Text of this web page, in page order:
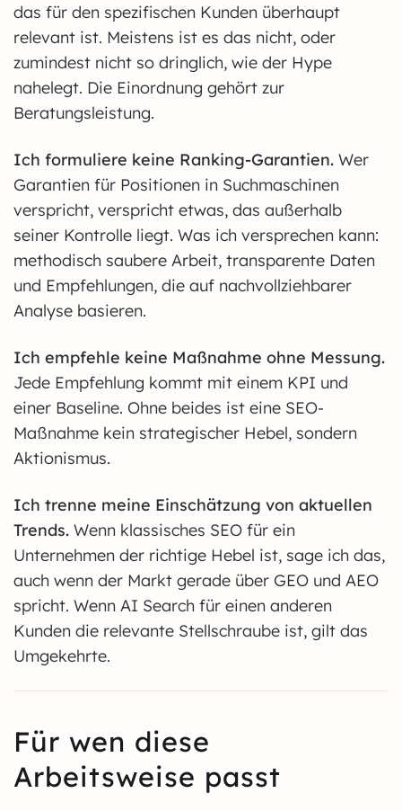
das für den spezifischen Kunden überhaupt
relevant ist. Meistens ist es das nicht, oder
zumindest nicht so dringlich, wie der Hype
nahelegt. Die Einordnung gehört zur
Beratungsleistung.
Ich formuliere keine Ranking-Garantien. Wer
Garantien für Positionen in Suchmaschinen
verspricht, verspricht etwas, das außerhalb
seiner Kontrolle liegt. Was ich versprechen kann:
methodisch saubere Arbeit, transparente Daten
und Empfehlungen, die auf nachvollziehbarer
Analyse basieren.
Ich empfehle keine Maßnahme ohne Messung.
Jede Empfehlung kommt mit einem KPI und
einer Baseline. Ohne beides ist eine SEO-
Maßnahme kein strategischer Hebel, sondern
Aktionismus.
Ich trenne meine Einschätzung von aktuellen
Trends. Wenn klassisches SEO für ein
Unternehmen der richtige Hebel ist, sage ich das,
auch wenn der Markt gerade über GEO und AEO
spricht. Wenn AI Search für einen anderen
Kunden die relevante Stellschraube ist, gilt das
Umgekehrte.
Für wen diese
Arbeitsweise passt